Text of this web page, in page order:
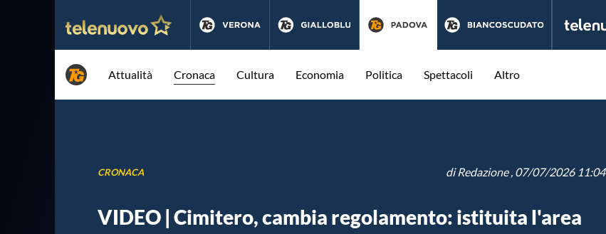
Attualità Cronaca Cultura Economia Politica Spettacoli Altro
CRONACA diRedazione, 07/07/2026 11:04
VIDEO | Cimitero, cambia regolamento: istituita l'area